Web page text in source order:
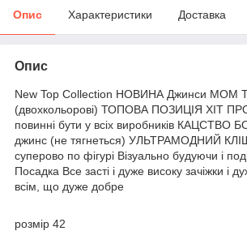
Опис Характеристики Доставка
Опис
New Top Collection НОВИНА Джинси МОМ
(двохкольорові) ТОПОВА ПОЗИЦІЯ ХІТ
повинні бути у всіх виробників КАЦСТВО
джинс (не тягнеться) УЛЬТРАМОДНИЙ
суперово по фігурі Візуально будуючи і
Посадка Все засті і дуже високу зачіжки і
всім, що дуже добре
розмір 42